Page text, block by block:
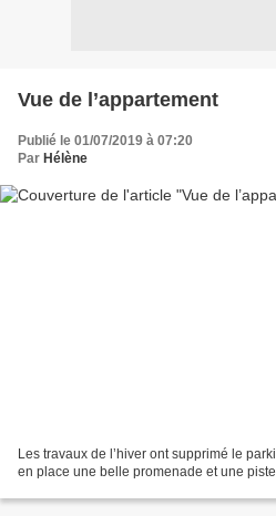
Vue de l’appartement
Publié le 01/07/2019 à 07:20
Par Hélène
Les travaux de l’hiver ont supprimé le
en place une belle promenade et une